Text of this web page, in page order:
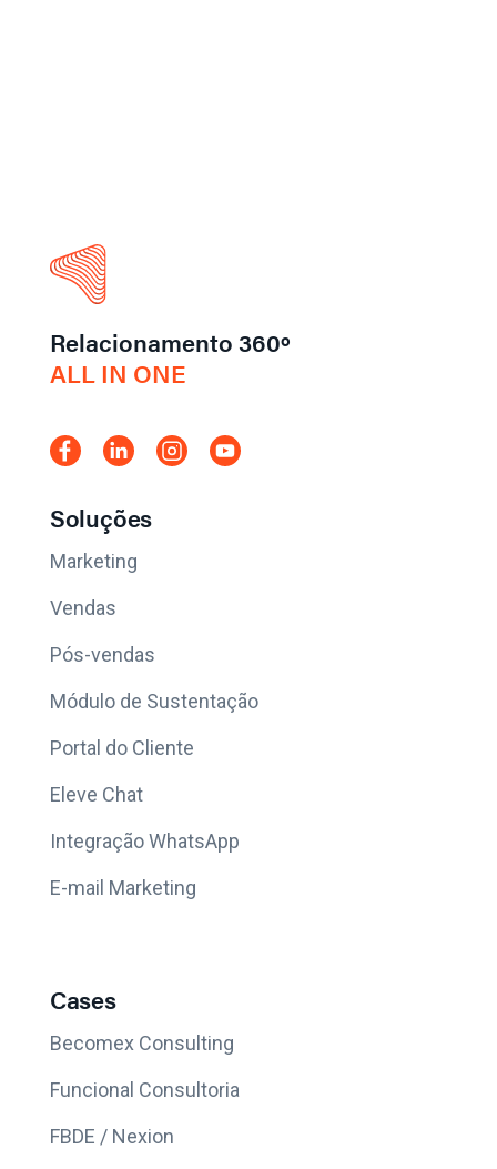
Relacionamento 360º
ALL IN ONE
Soluções
Marketing
Vendas
Pós-vendas
Módulo de Sustentação
Portal do Cliente
Eleve Chat
Integração WhatsApp
E-mail Marketing
Cases
Becomex Consulting
Funcional Consultoria
FBDE / Nexion